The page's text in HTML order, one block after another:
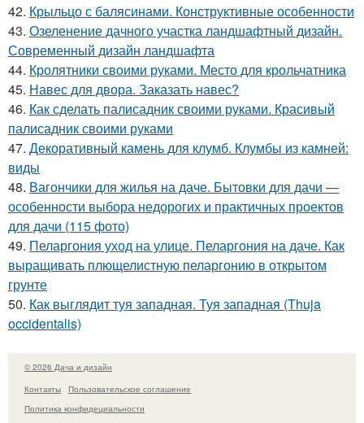
42. Крыльцо с балясинами. Конструктивные особенности
43. Озеленение дачного участка ландшафтный дизайн.
Современный дизайн ландшафта
44. Кролятники своими руками. Место для крольчатника
45. Навес для двора. Заказать навес?
46. Как сделать палисадник своими руками. Красивый
палисадник своими руками
47. Декоративный камень для клумб. Клумбы из камней:
виды
48. Вагончики для жилья на даче. Бытовки для дачи —
особенности выбора недорогих и практичных проектов
для дачи (115 фото)
49. Пеларгония уход на улице. Пеларгония на даче. Как
выращивать плющелистную пеларгонию в открытом
грунте
50. Как выглядит туя западная. Туя западная (Thuja
occidentalis)
© 2026 Дача и дизайн
Контакты
Пользовательское соглашение
Политика конфидециальности